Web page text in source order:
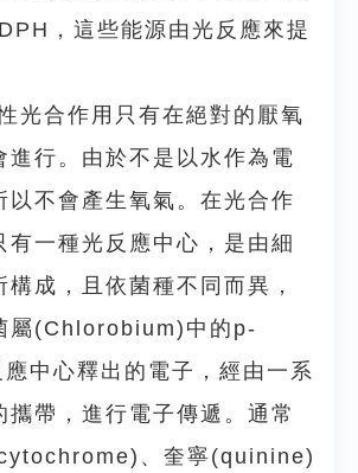
，這些能源由光反應來提
合作用只有在絕對的厭氧
進行。由於不是以水作為電
以不會產生氧氣。在光合作
有一種光反應中心，是由細
成，且依菌種不同而異，
屬(Chlorobium)中的p-
中心釋出的電子，經由一系
攜帶，進行電子傳遞。通常
、奎寧(quinine)